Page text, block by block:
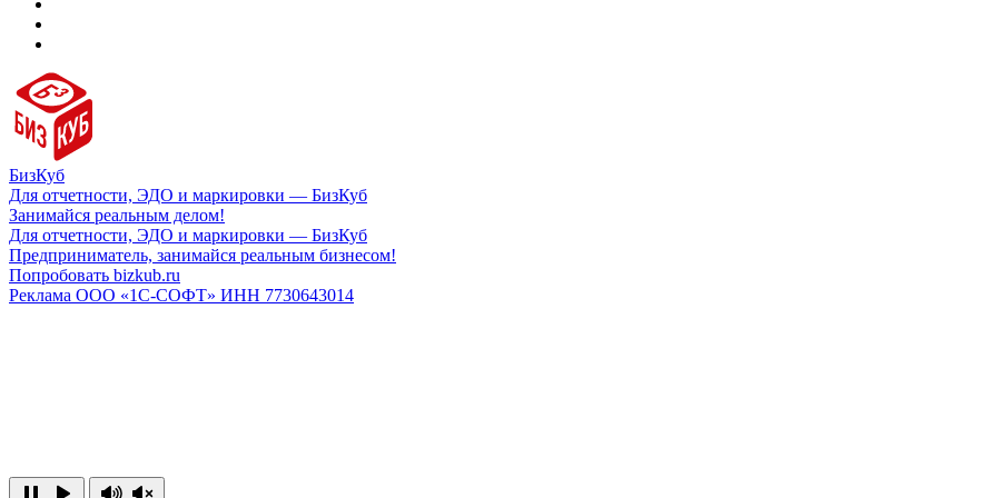
БизКуб
Для отчетности, ЭДО и маркировки — БизКуб
Занимайся реальным делом!
Для отчетности, ЭДО и маркировки — БизКуб
Предприниматель, занимайся реальным бизнесом!
Попробовать bizkub.ru
Реклама ООО «1С-СОФТ» ИНН 7730643014